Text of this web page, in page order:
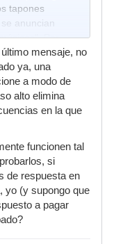
tapones
anuncian
Por
mensaje, no
ya, una
a modo de
alto elimina
en la que
funcionen tal
si
de respuesta en
yo (y supongo que
a pagar